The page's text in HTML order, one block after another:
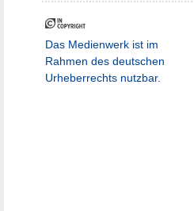
Das Medienwerk ist im
Rahmen des deutschen
Urheberrechts nutzbar.